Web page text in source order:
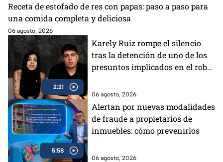
Receta de estofado de res con papas: paso a paso para
una comida completa y deliciosa
06 agosto, 2026
2:21
Karely Ruiz rompe el silencio
tras la detención de uno de los
presuntos implicados en el robo
06 agosto, 2026
5:58
Alertan por nuevas modalidades
de fraude a propietarios de
inmuebles: cómo prevenirlos
06 agosto, 2026